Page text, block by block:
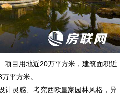
项目用地近20万平方米，建筑面积近
万平方米。
计灵感、考究西欧皇家园林风格，异